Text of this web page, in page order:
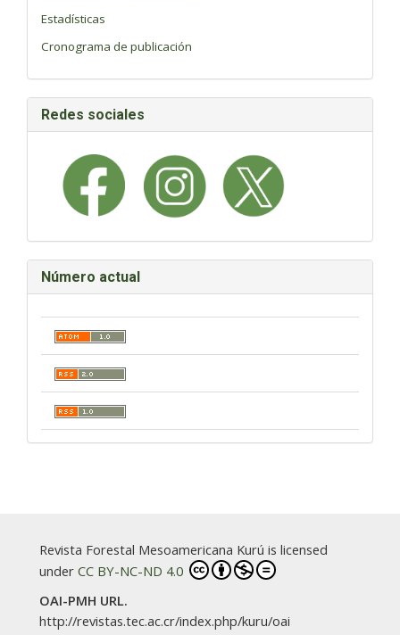
Estadísticas
Cronograma de publicación
Redes sociales
Número actual
Revista Forestal Mesoamericana Kurú is licensed
underCC BY-NC-ND 4.0
OAI-PMH URL.
http://revistas.tec.ac.cr/index.php/kuru/oai